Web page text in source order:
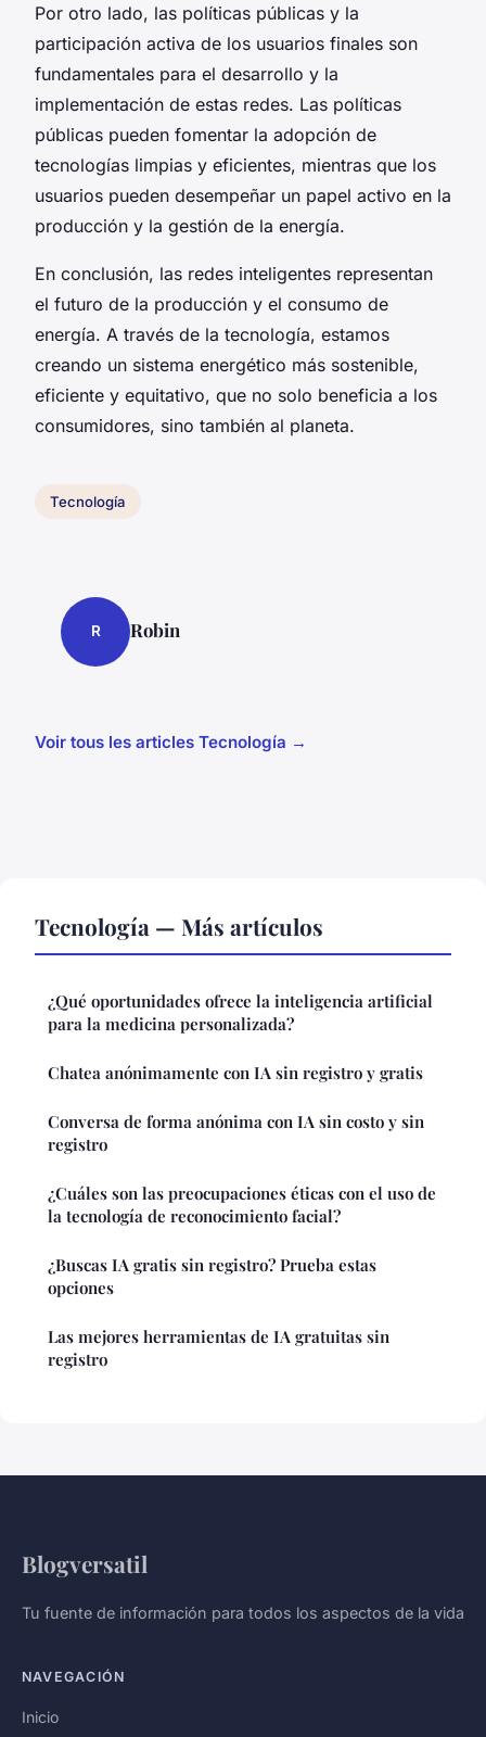
Por otro lado, las políticas públicas y la
participación activa de los usuarios finales son
fundamentales para el desarrollo y la
implementación de estas redes. Las políticas
públicas pueden fomentar la adopción de
tecnologías limpias y eficientes, mientras que los
usuarios pueden desempeñar un papel activo en la
producción y la gestión de la energía.
En conclusión, las redes inteligentes representan
el futuro de la producción y el consumo de
energía. A través de la tecnología, estamos
creando un sistema energético más sostenible,
eficiente y equitativo, que no solo beneficia a los
consumidores, sino también al planeta.
Tecnología
R Robin
Voir tous les articles Tecnología →
Tecnología — Más artículos
¿Qué oportunidades ofrece la inteligencia artificial
para la medicina personalizada?
Chatea anónimamente con IA sin registro y gratis
Conversa de forma anónima con IA sin costo y sin
registro
¿Cuáles son las preocupaciones éticas con el uso de
la tecnología de reconocimiento facial?
¿Buscas IA gratis sin registro? Prueba estas
opciones
Las mejores herramientas de IA gratuitas sin
registro
Blogversatil
Tu fuente de información para todos los aspectos de la vida
NAVEGACIÓN
Inicio